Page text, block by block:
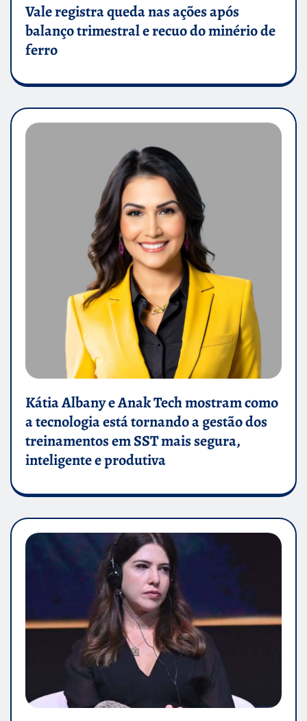
Vale registra queda nas ações após
balanço trimestral e recuo do minério de
ferro
Kátia Albany e Anak Tech mostram como
a tecnologia está tornando a gestão dos
treinamentos em SST mais segura,
inteligente e produtiva